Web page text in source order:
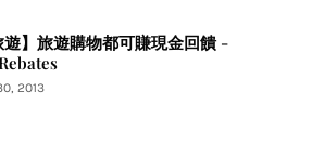
遊】旅遊購物都可賺現金回饋 -
2013